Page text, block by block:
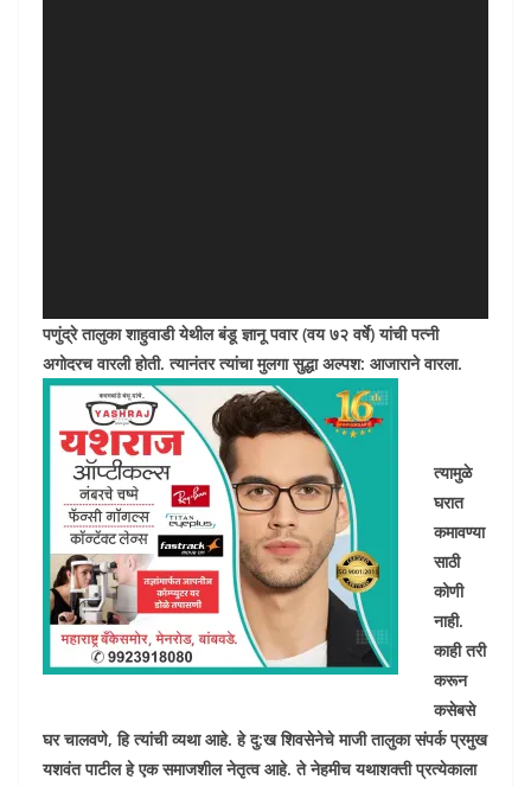
पणुंद्रे तालुका शाहुवाडी येथील बंडू ज्ञानू पवार (वय ७२ वर्षे) यांची पत्नी
अगोदरच वारली होती. त्यानंतर त्यांचा मुलगा सुद्धा अल्पश: आजाराने वारला.
त्यामुळे
घरात
कमावण्या
साठी
कोणी
नाही.
काही तरी
करून
कसेबसे
घर चालवणे, हि त्यांची व्यथा आहे. हे दु:ख शिवसेनेचे माजी तालुका संपर्क प्रमुख
यशवंत पाटील हे एक समाजशील नेतृत्व आहे. ते नेहमीच यथाशक्ती प्रत्येकाला